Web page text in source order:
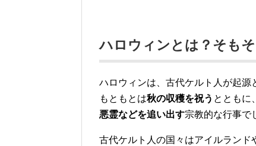
ハロウィンとは？そも
ハロウィンは、古代ケルト人が起源
もともとは秋の収穫を祝う とともに、
悪霊などを追い出す宗教的な行事で
古代ケルト人の国々はアイルランド